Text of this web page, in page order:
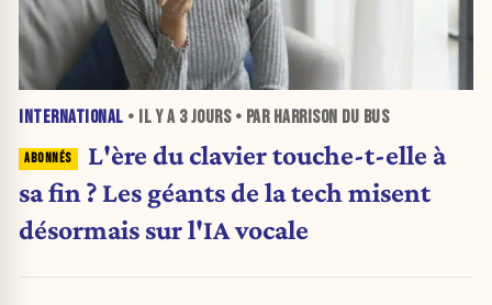
INTERNATIONAL • IL Y A 3 JOURS• PAR HARRISON DU BUS
L'ère du clavier touche-t-elle à
sa fin ? Les géants de la tech misent
désormais sur l'IA vocale